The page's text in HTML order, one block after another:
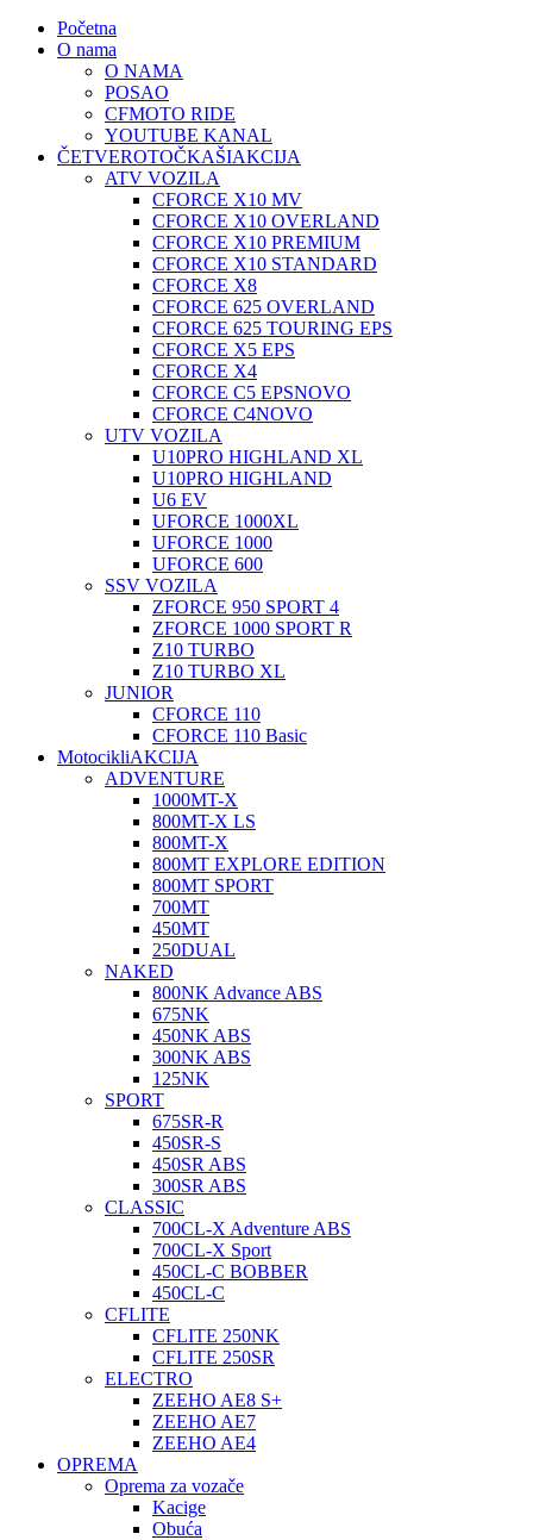
Početna
O nama
O NAMA
POSAO
CFMOTO RIDE
YOUTUBE KANAL
ČETVEROTOČKAŠIAKCIJA
ATV VOZILA
CFORCE X10 MV
CFORCE X10 OVERLAND
CFORCE X10 PREMIUM
CFORCE X10 STANDARD
CFORCE X8
CFORCE 625 OVERLAND
CFORCE 625 TOURING EPS
CFORCE X5 EPS
CFORCE X4
CFORCE C5 EPSNOVO
CFORCE C4NOVO
UTV VOZILA
U10PRO HIGHLAND XL
U10PRO HIGHLAND
U6 EV
UFORCE 1000XL
UFORCE 1000
UFORCE 600
SSV VOZILA
ZFORCE 950 SPORT 4
ZFORCE 1000 SPORT R
Z10 TURBO
Z10 TURBO XL
JUNIOR
CFORCE 110
CFORCE 110 Basic
MotocikliAKCIJA
ADVENTURE
1000MT-X
800MT-X LS
800MT-X
800MT EXPLORE EDITION
800MT SPORT
700MT
450MT
250DUAL
NAKED
800NK Advance ABS
675NK
450NK ABS
300NK ABS
125NK
SPORT
675SR-R
450SR-S
450SR ABS
300SR ABS
CLASSIC
700CL-X Adventure ABS
700CL-X Sport
450CL-C BOBBER
450CL-C
CFLITE
CFLITE 250NK
CFLITE 250SR
ELECTRO
ZEEHO AE8 S+
ZEEHO AE7
ZEEHO AE4
OPREMA
Oprema za vozače
Kacige
Obuća